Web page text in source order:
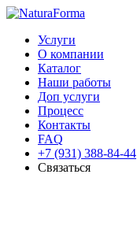
Услуги
О компании
Каталог
Наши работы
Доп услуги
Процесс
Контакты
FAQ
+7 (931) 388-84-44
Связаться